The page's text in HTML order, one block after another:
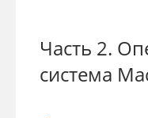
Часть 2.
система